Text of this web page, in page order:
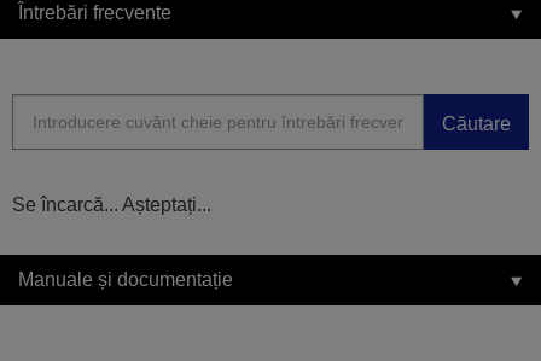
Întrebări frecvente
Căutare
Se încarcă... Așteptați...
Manuale și documentație